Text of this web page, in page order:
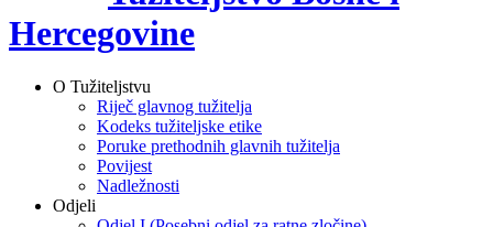
Hercegovine
O Tužiteljstvu
Riječ glavnog tužitelja
Kodeks tužiteljske etike
Poruke prethodnih glavnih tužitelja
Povijest
Nadležnosti
Odjeli